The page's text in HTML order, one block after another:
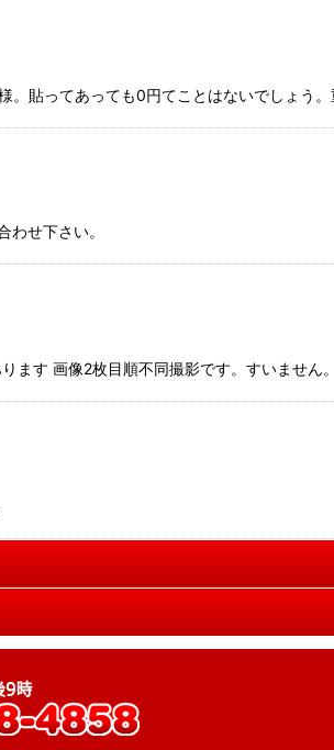
。貼ってあっても0円てことはないでしょう
せ下さい。
ます 画像2枚目順不同撮影です。すいません